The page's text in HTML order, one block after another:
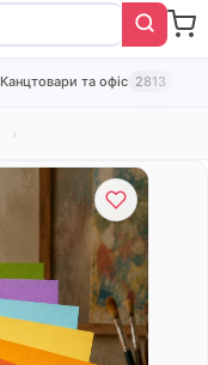
Канцтовари та офіс 2813